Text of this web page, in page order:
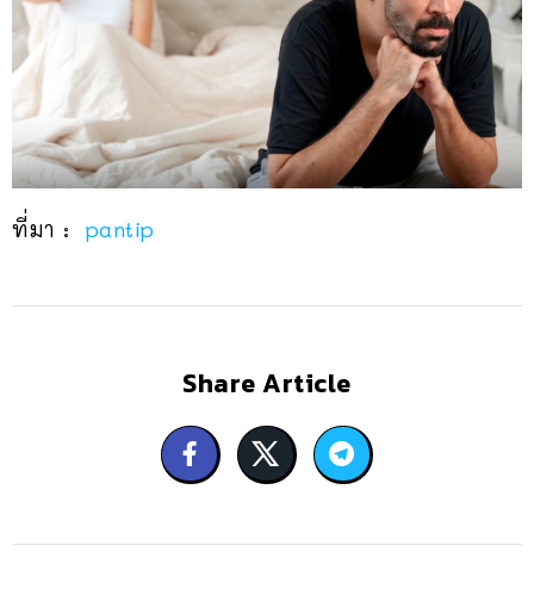
ที่มา : pantip
Share Article